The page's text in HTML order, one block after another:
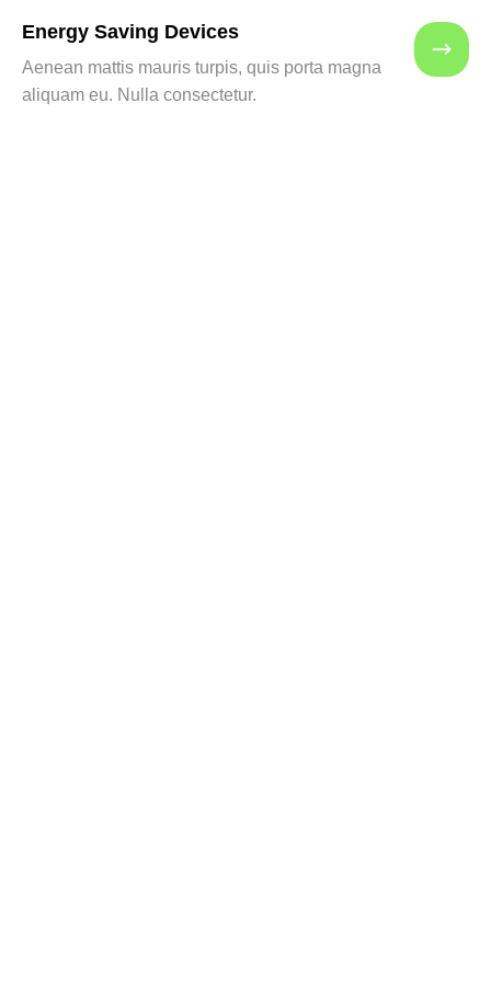
Energy Saving Devices
Aenean mattis mauris turpis, quis porta magna
aliquam eu. Nulla consectetur.